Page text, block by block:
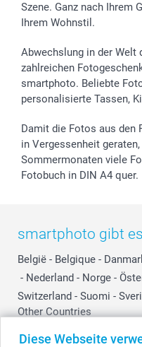
Diese Webseite
Szene. Ganz nach Ihrem
Ihrem Wohnstil.
Abwechslung in der Welt
zahlreichen
smartphoto. Beliebte
personalisierte Tassen,
Damit die Fotos aus den
in Vergessenheit
Sommermonaten viele
Fotobuch in DIN A4 quer.
smartphoto gibt
België - Belgique -
- Nederland - Norge -
Switzerland - Suomi -
Other Countries